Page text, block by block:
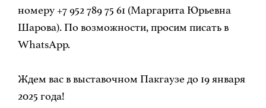
номеру +7 952 789 75 61 (Маргарита Юрьевна
Шарова). По возможности, просим писать в
WhatsApp.
Ждем вас в выставочном Пакгаузе до 19 января
2025 года!